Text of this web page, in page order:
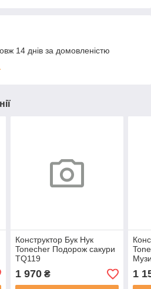
14 днів за домовленістю
Конструктор Бук Нук
Tonecher Подорож сакури
TQ119
1 970₴ 1